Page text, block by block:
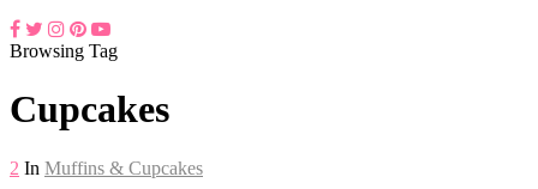
Browsing Tag
Cupcakes
2 In Muffins & Cupcakes